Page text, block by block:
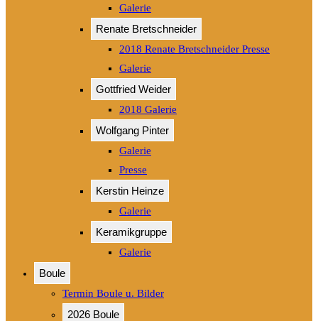
Galerie
Renate Bretschneider
2018 Renate Bretschneider Presse
Galerie
Gottfried Weider
2018 Galerie
Wolfgang Pinter
Galerie
Presse
Kerstin Heinze
Galerie
Keramikgruppe
Galerie
Boule
Termin Boule u. Bilder
2026 Boule